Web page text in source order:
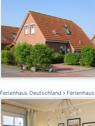
Ferienhaus Deutschland